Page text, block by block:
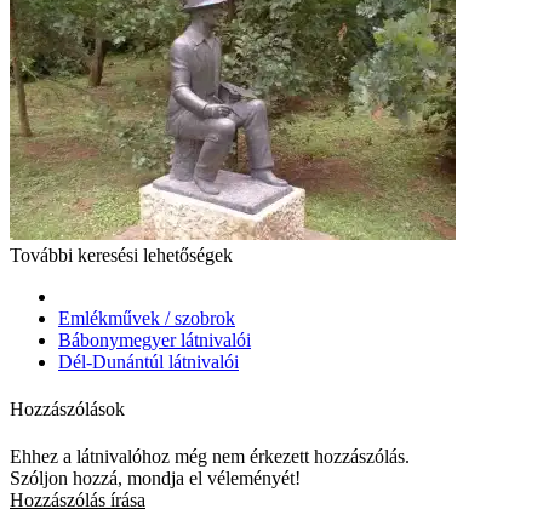
További keresési lehetőségek
Emlékművek / szobrok
Bábonymegyer látnivalói
Dél-Dunántúl látnivalói
Hozzászólások
Ehhez a látnivalóhoz még nem érkezett hozzászólás.
Szóljon hozzá, mondja el véleményét!
Hozzászólás írása